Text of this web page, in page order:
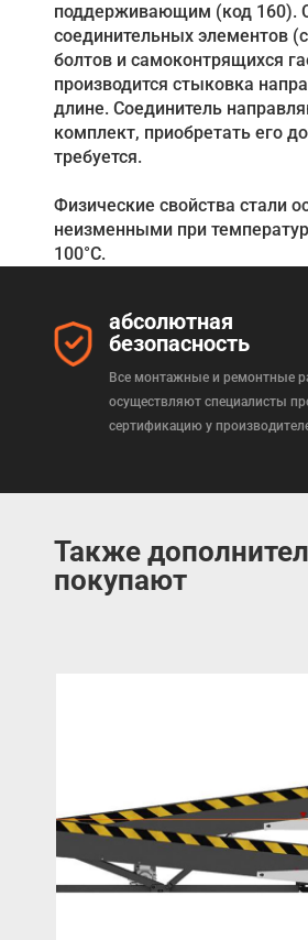
поддерживающим (код 160).
соединительных элементов
болтов и самоконтрящихся
производится стыковка
длине. Соединитель
комплект, приобретать его
требуется.
Физические свойства стали
неизменными при
100°C.
абсолютная
безопасность
Все монтажные и ремонтные
осуществляют специалисты
сертификацию у
Также
покупают